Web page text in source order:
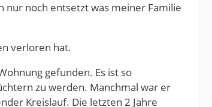
nur noch entsetzt was meiner Familie
verloren hat.
gefunden. Es ist so
zu werden. Manchmal war er
Kreislauf. Die letzten 2 Jahre